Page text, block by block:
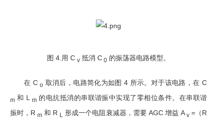
图 4.用 C v抵消 C0的振荡器电路模型。
在 Co 取消后，电路简化为如图 4 所示。对于该电路，在 C
m 和 L m 的电抗抵消的串联谐振中实现了零相位条件。在串联谐
振时，Rm 和 R L 形成一个电阻衰减器，需要 AGC 增益 A v=（R